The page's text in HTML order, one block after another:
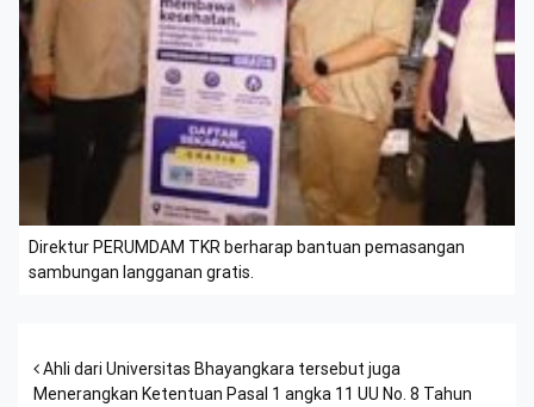
Direktur PERUMDAM TKR berharap bantuan pemasangan
sambungan langganan gratis.
Post navigation
Ahli dari Universitas Bhayangkara tersebut juga
Menerangkan Ketentuan Pasal 1 angka 11 UU No. 8 Tahun